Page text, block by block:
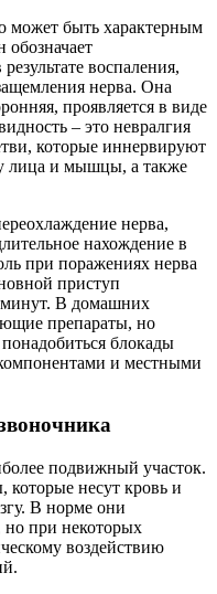
может быть характерным
воспаления,
нерва. Она
проявляется в виде
‒ это невралгия
которые иннервируют
и мышцы, а также
нерва,
нахождение в
при поражениях нерва
приступ
минут. В домашних
препараты, но
блокады
и местными
подвижный участок.
которые несут кровь и
В норме они
при некоторых
воздействию